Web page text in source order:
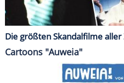
Die größten Skandalfilme
Cartoons "Auweia"